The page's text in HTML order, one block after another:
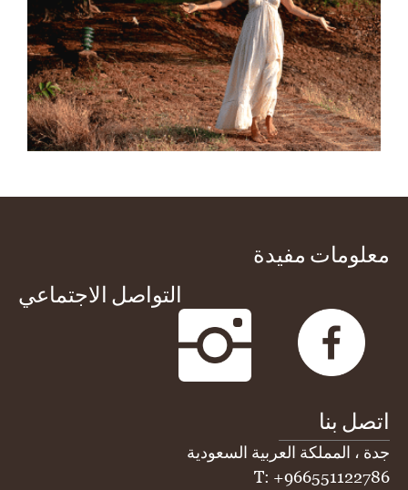
معلومات مفيدة
التواصل الاجتماعي
اتصل بنا
جدة ، المملكة العربية السعودية
T: +966551122786